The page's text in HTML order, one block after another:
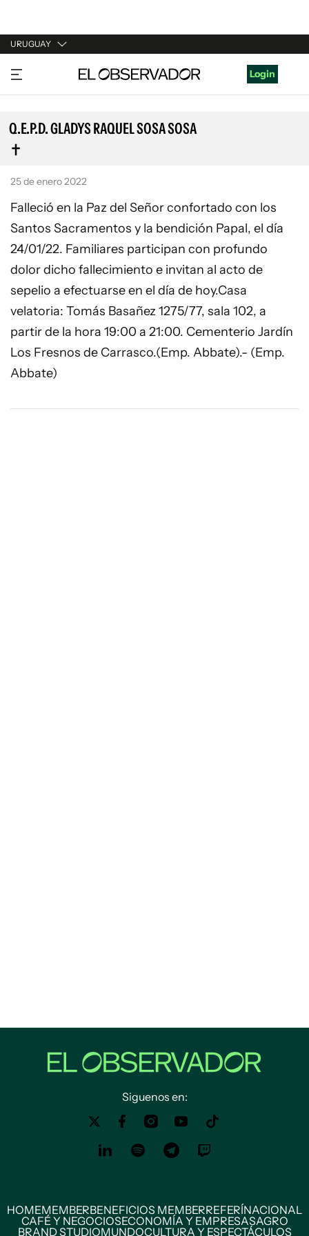
URUGUAY
URUGUAY
ARGENTINA
ESPAÑA
ESTADOS UNIDOS
Login
Q.E.P.D. GLADYS RAQUEL SOSA SOSA
25 de enero 2022
Falleció en la Paz del Señor confortado con los
Santos Sacramentos y la bendición Papal, el día
24/01/22. Familiares participan con profundo
dolor dicho fallecimiento e invitan al acto de
sepelio a efectuarse en el día de hoy.Casa
velatoria: Tomás Basañez 1275/77, sala 102, a
partir de la hora 19:00 a 21:00. Cementerio Jardín
Los Fresnos de Carrasco.(Emp. Abbate).- (Emp.
Abbate)
Siguenos en:
HOMEMEMBERBENEFICIOS MEMBERREFERÍNACIONAL
CAFÉ Y NEGOCIOSECONOMÍA Y EMPRESASAGRO
BRAND STUDIOMUNDOCULTURA Y ESPECTÁCULOS